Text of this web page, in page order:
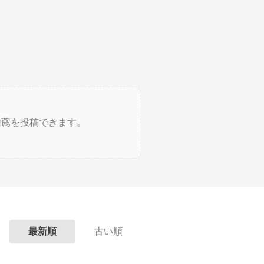
を投稿できます。
最新順 古い順